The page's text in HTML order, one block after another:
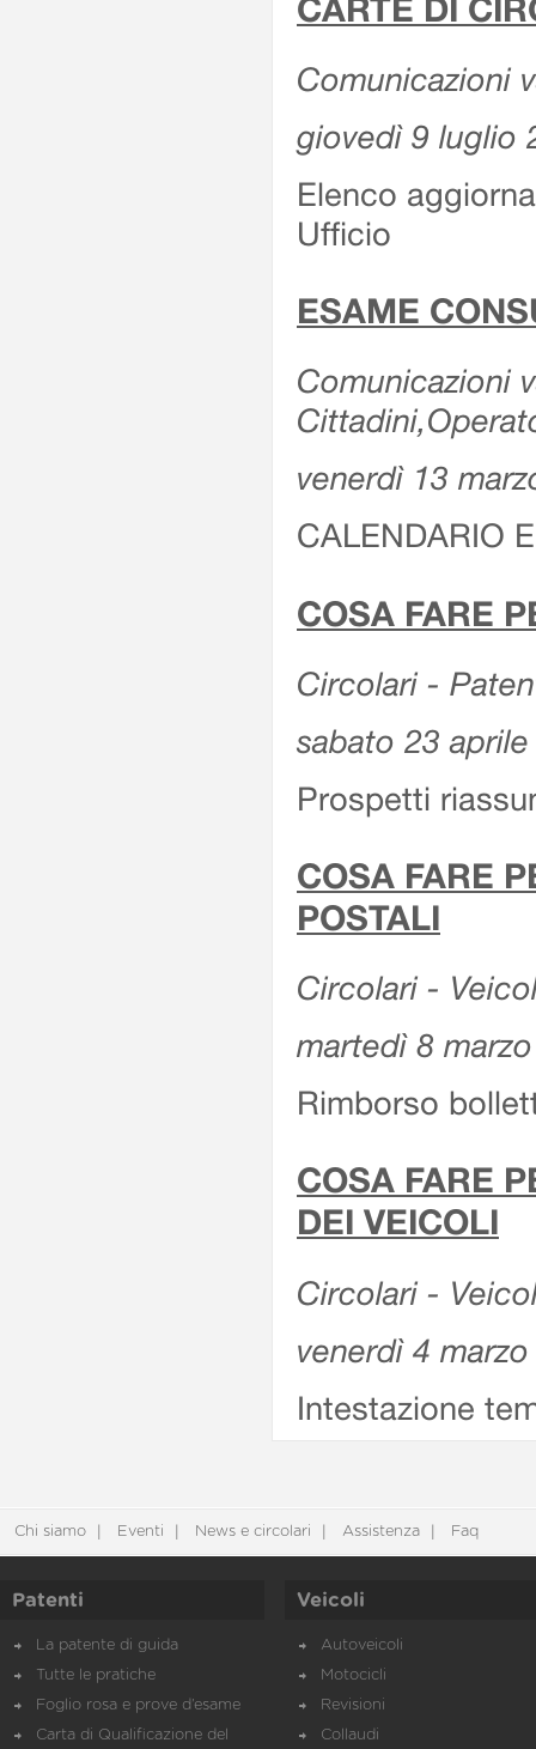
CARTE DI
Comunicazioni
giovedì 9 luglio
Elenco
Ufficio
ESAME
Comunicazioni
venerdì 13
CALENDARIO
COSA FARE
Circolari -
sabato 23
Prospetti
COSA FARE
POSTALI
Circolari -
martedì 8
Rimborso
COSA FARE
DEI VEICOLI
Circolari -
venerdì 4
Intestazione
Chi siamo Eventi News e circolari Assistenza Faq
Patenti
La patente di guida
Tutte le pratiche
Foglio rosa e prove d’esame
Carta di Qualificazione del
Veicoli
Autoveicoli
Motocicli
Revisioni
Collaudi